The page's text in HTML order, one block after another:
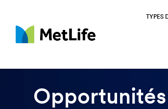
MetLife
TYPES